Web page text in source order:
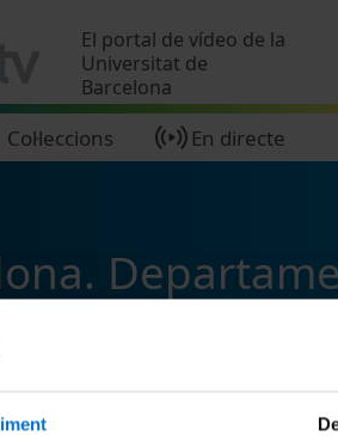
El portal de vídeo de la
Universitat de
Barcelona
Col·leccions En directe